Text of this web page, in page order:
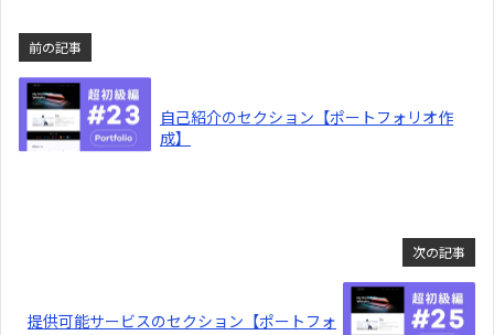
前の記事
自己紹介のセクション【ポートフォリオ作
成】
次の記事
提供可能サービスのセクション【ポートフォ